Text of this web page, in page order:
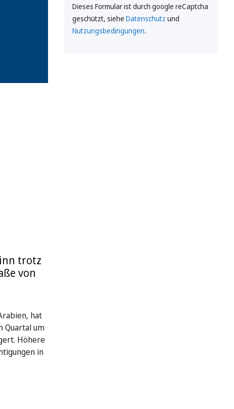
trotz
von
hat
Quartal um
Höhere
in
Dieses Formular ist durch google reCaptcha
geschützt, siehe Datenschutz und
Nutzungsbedingungen.